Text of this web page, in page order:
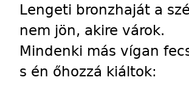
Lengeti bronzhaját a
nem jön, akire várok.
Mindenki más vígan
s én őhozzá kiáltok: